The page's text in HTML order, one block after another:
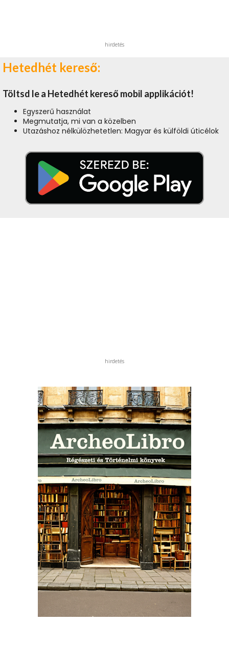
hirdetés
Hetedhét kereső:
Töltsd le a Hetedhét kereső mobil applikációt!
Egyszerű használat
Megmutatja, mi van a közelben
Utazáshoz nélkülözhetetlen: Magyar és külföldi úticélok
hirdetés